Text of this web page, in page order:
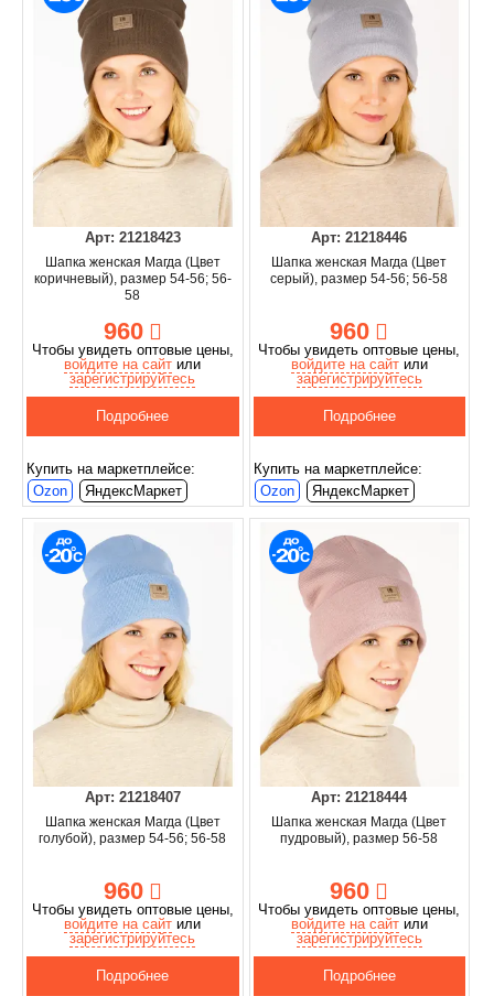
Арт: 21218423
Шапка женская Магда (Цвет
коричневый), размер 54-56; 56-
58
960
Чтобы увидеть оптовые цены,
войдите на сайт или
зарегистрируйтесь
Подробнее
Купить на маркетплейсе:
Ozon
ЯндексМаркет
Арт: 21218446
Шапка женская Магда (Цвет
серый), размер 54-56; 56-58
960
Чтобы увидеть оптовые цены,
войдите на сайтили
зарегистрируйтесь
Подробнее
Купить на маркетплейсе:
Ozon
ЯндексМаркет
Арт: 21218407
Шапка женская Магда (Цвет
голубой), размер 54-56; 56-58
960
Чтобы увидеть оптовые цены,
войдите на сайт или
зарегистрируйтесь
Подробнее
Арт: 21218444
Шапка женская Магда (Цвет
пудровый), размер 56-58
960
Чтобы увидеть оптовые цены,
войдите на сайтили
зарегистрируйтесь
Подробнее